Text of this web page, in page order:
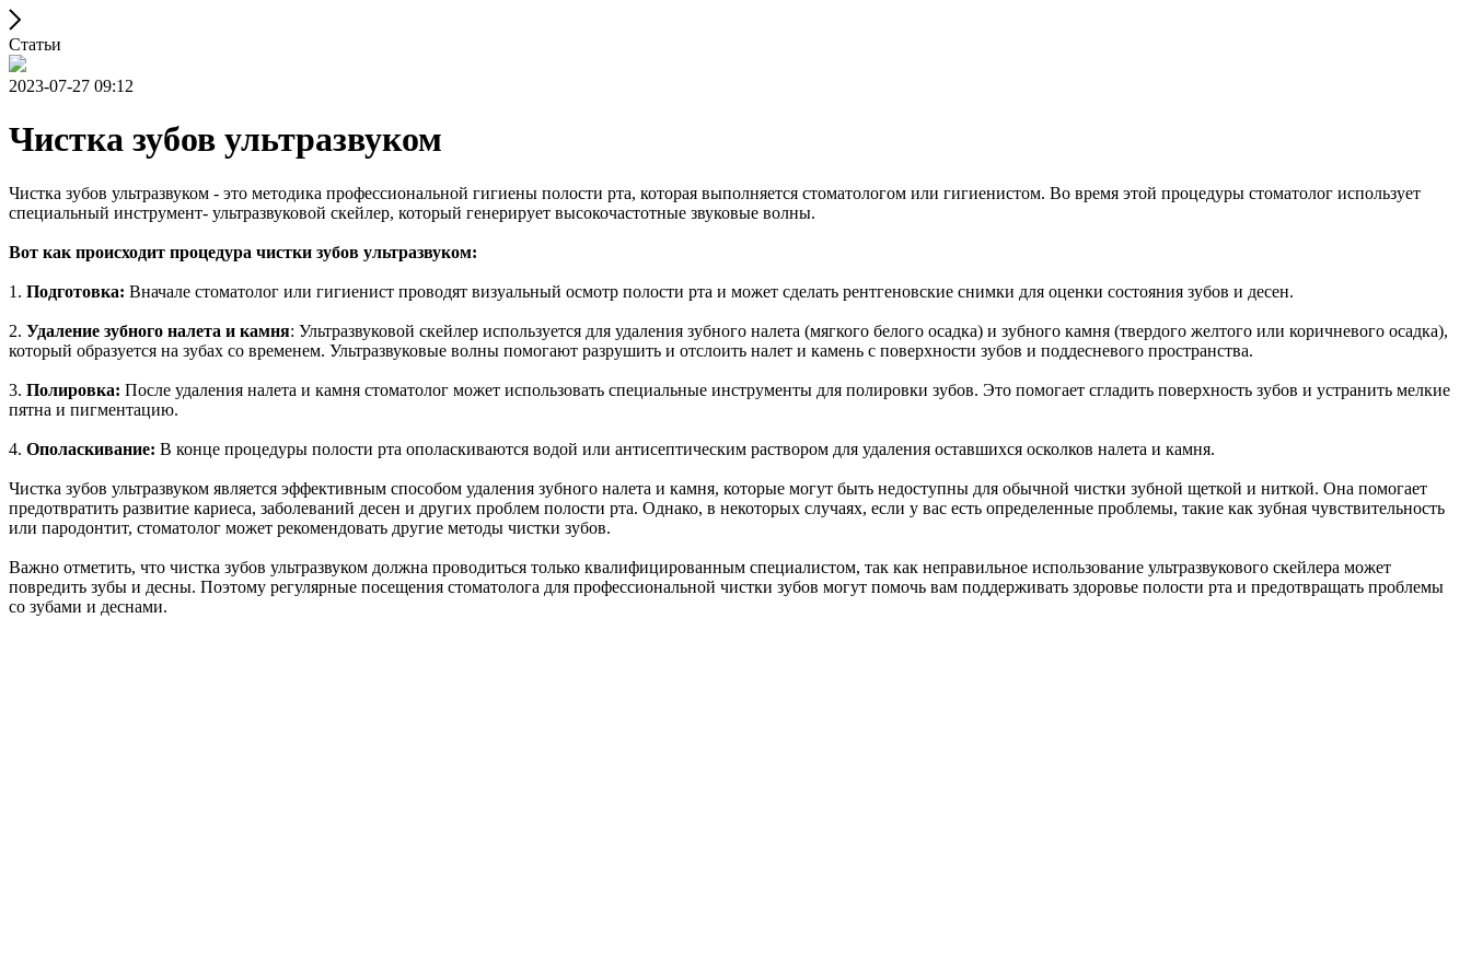
Статьи
2023-07-27 09:12
Чистка зубов ультразвуком
Чистка зубов ультразвуком - это методика профессиональной гигиены полости рта, которая выполняется стоматологом или гигиенистом. Во время этой процедуры стоматолог использует
специальный инструмент- ультразвуковой скейлер, который генерирует высокочастотные звуковые волны.
Вот как происходит процедура чистки зубов ультразвуком:
1. Подготовка: Вначале стоматолог или гигиенист проводят визуальный осмотр полости рта и может сделать рентгеновские снимки для оценки состояния зубов и десен.
2. Удаление зубного налета и камня: Ультразвуковой скейлер используется для удаления зубного налета (мягкого белого осадка) и зубного камня (твердого желтого или коричневого осадка),
который образуется на зубах со временем. Ультразвуковые волны помогают разрушить и отслоить налет и камень с поверхности зубов и поддесневого пространства.
3. Полировка: После удаления налета и камня стоматолог может использовать специальные инструменты для полировки зубов. Это помогает сгладить поверхность зубов и устранить мелкие
пятна и пигментацию.
4. Ополаскивание: В конце процедуры полости рта ополаскиваются водой или антисептическим раствором для удаления оставшихся осколков налета и камня.
Чистка зубов ультразвуком является эффективным способом удаления зубного налета и камня, которые могут быть недоступны для обычной чистки зубной щеткой и ниткой. Она помогает
предотвратить развитие кариеса, заболеваний десен и других проблем полости рта. Однако, в некоторых случаях, если у вас есть определенные проблемы, такие как зубная чувствительность
или пародонтит, стоматолог может рекомендовать другие методы чистки зубов.
Важно отметить, что чистка зубов ультразвуком должна проводиться только квалифицированным специалистом, так как неправильное использование ультразвукового скейлера может
повредить зубы и десны. Поэтому регулярные посещения стоматолога для профессиональной чистки зубов могут помочь вам поддерживать здоровье полости рта и предотвращать проблемы
со зубами и деснами.